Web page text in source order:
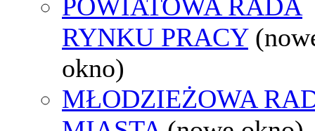
POWIATOWA RADA
RYNKU PRACY
okno)
MŁODZIEŻOWA